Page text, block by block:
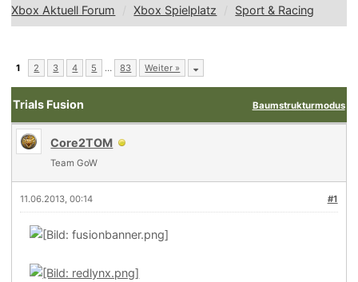
Xbox Aktuell Forum Xbox Spielplatz Sport & Racing
1 2 3 4 5 … 83 Weiter »
Baumstrukturmodus
Trials Fusion
Core2TOM
Team GoW
#1
11.06.2013, 00:14